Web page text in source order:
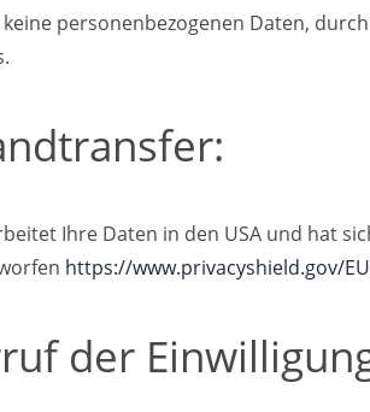
personenbezogenen Daten,
Ihre Daten in den USA und hat
https://www.privacyshield.gov/
der